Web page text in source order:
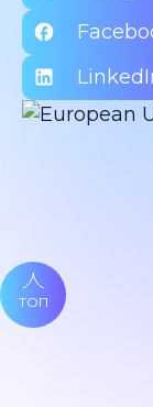
ТОП